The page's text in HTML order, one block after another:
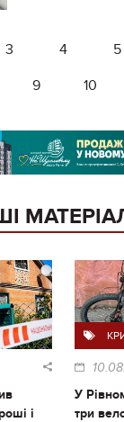
3 4 5
9 10
і
У
три